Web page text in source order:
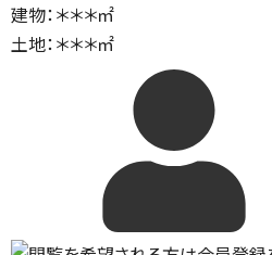
建物：＊＊＊㎡
土地：＊＊＊㎡